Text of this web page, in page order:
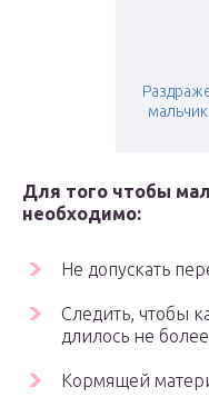
Для того чтобы
необходимо:
Не допускать
Следить, чтобы
длилось не
Кормящей